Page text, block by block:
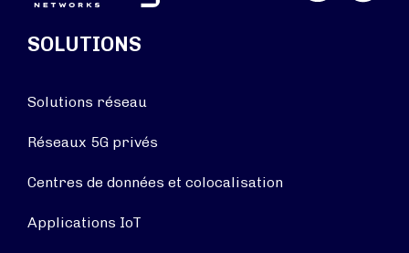
SOLUTIONS
Solutions réseau
Réseaux 5G privés
Centres de données et colocalisation
Applications IoT